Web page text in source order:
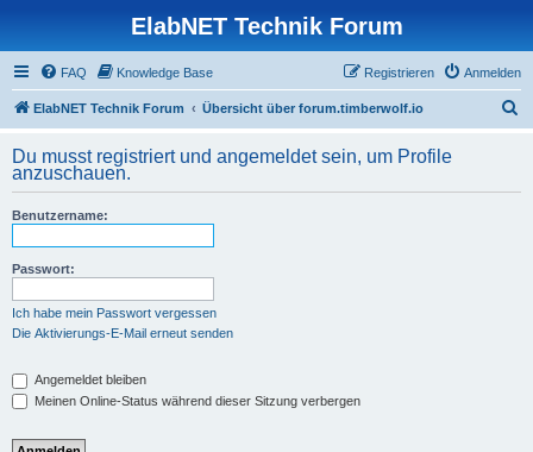
ElabNET Technik Forum
FAQ Knowledge Base Anmelden
Registrieren
ElabNET Technik Forum Übersicht über forum.timberwolf.io
h
Du musst registriert und angemeldet sein, um Profile
anzuschauen.
Benutzername:
Passwort:
Ich habe mein Passwort vergessen
Die Aktivierungs-E-Mail erneut senden
Angemeldet bleiben
Meinen Online-Status während dieser Sitzung verbergen